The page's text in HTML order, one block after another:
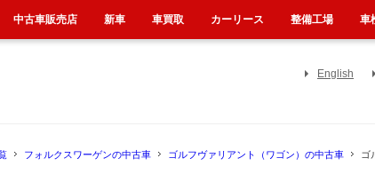
English
フォルクスワーゲンの中古車 ゴルフヴァリアント（ワゴン）の中古車 ゴ
中古車販売店 新車 車買取 カーリース 整備工場 車